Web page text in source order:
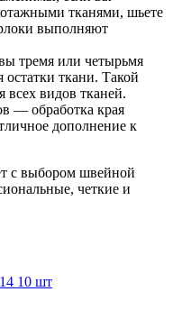
тканями, шьете
выполняют
тремя или четырьмя
остатки ткани. Такой
всех видов тканей.
— обработка края
дополнение к
с выбором швейной
четкие и